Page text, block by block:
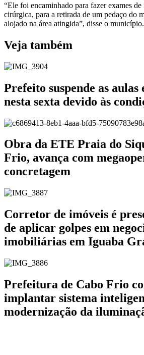
“Ele foi encaminhado para fazer exames
cirúrgica, para a retirada de um pedaço do
alojado na área atingida”, disse o município.
Veja também
Prefeito suspende as
nesta sexta devido às
Obra da ETE Praia do
Frio, avança com
concretagem
Corretor de imóveis é
de aplicar golpes em
imobiliárias em Iguaba
Prefeitura de Cabo Frio
implantar sistema
modernização da